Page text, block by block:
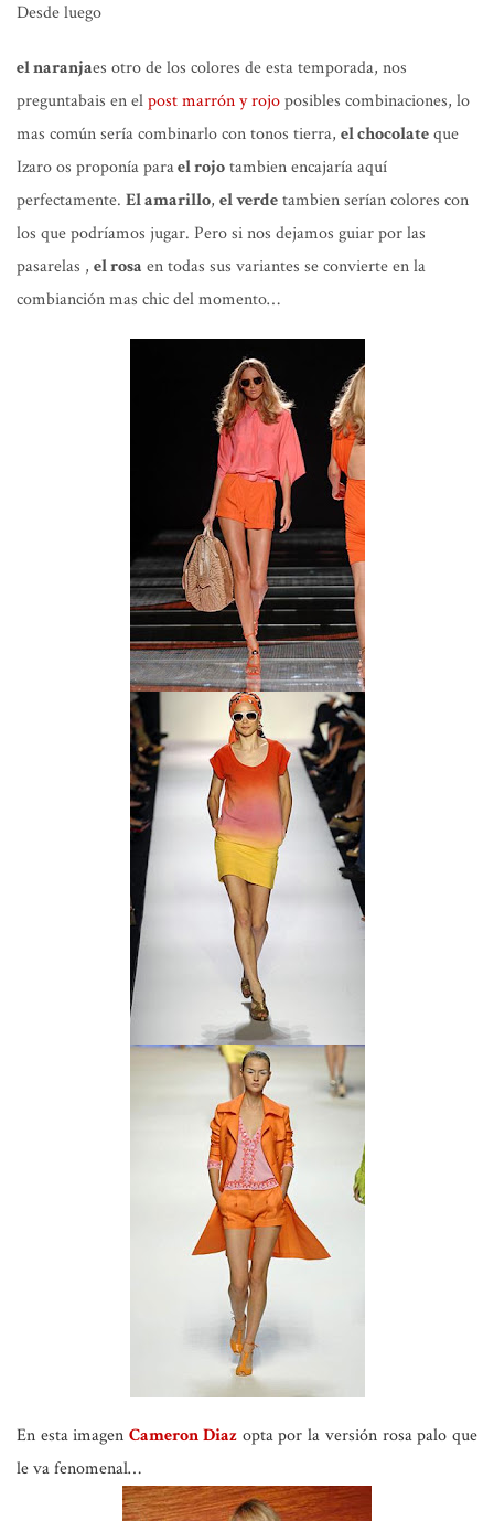
Desde luego
el naranjaes otro de los colores de esta temporada, nos
preguntabais en elpost marrón y rojoposibles combinaciones, lo
mas común sería combinarlo con tonos tierra, el chocolateque
Izaro os proponía parael rojotambien encajaría aquí
perfectamente. El amarillo, el verdetambien serían colores con
los que podríamos jugar. Pero si nos dejamos guiar por las
pasarelas , el rosa en todas sus variantes se convierte en la
combianción mas chic del momento…
En esta imagenCameron Diazopta por la versión rosa palo que
le va fenomenal…